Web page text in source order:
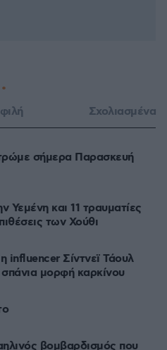
Σχολιασμένα
σήμερα Παρασκευή
Υεμένη και 11 τραυματίες
των Χούθι
influencer Σίντνεϊ Τάουλ
μορφή καρκίνου
βομβαρδισμός που